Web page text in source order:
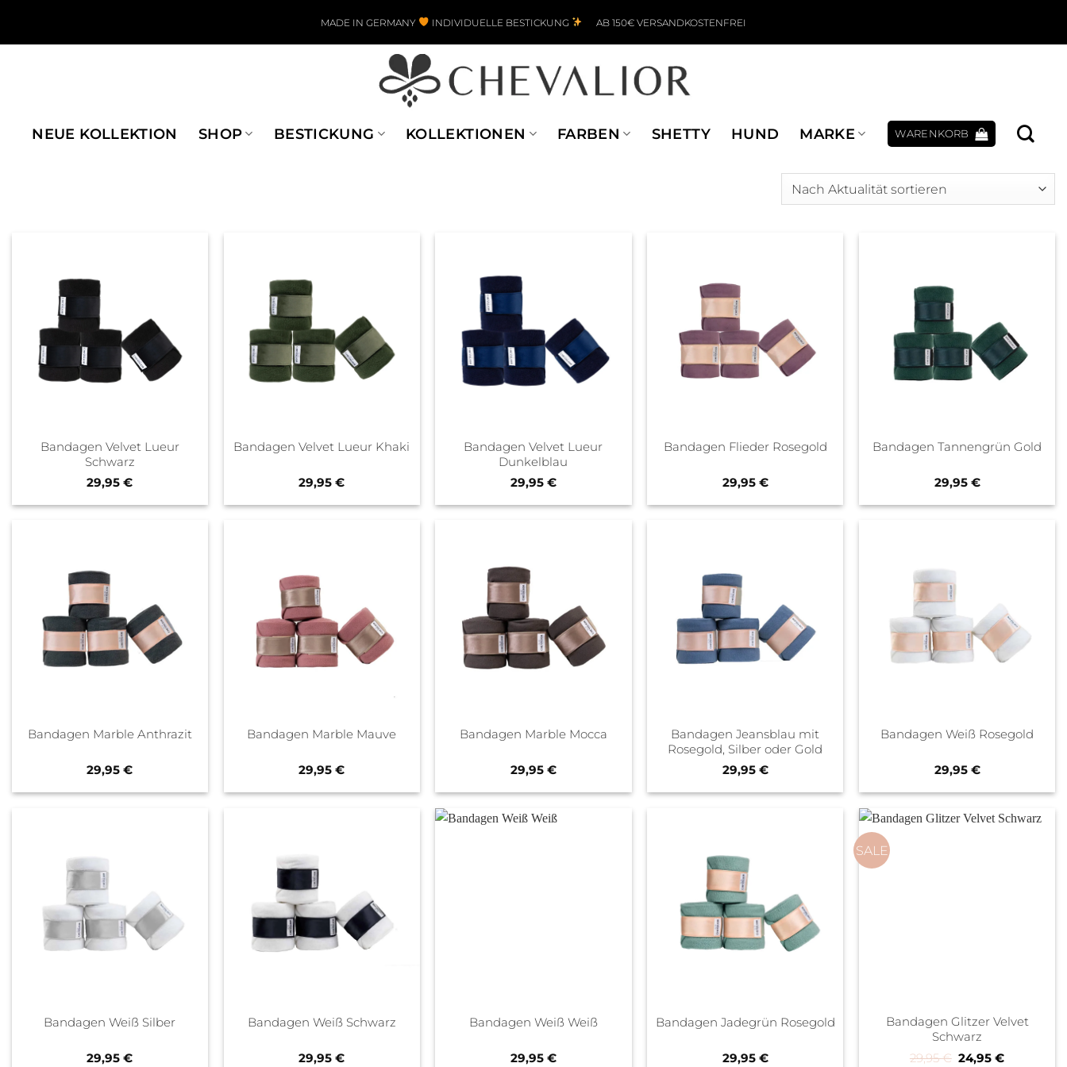
MADE IN GERMANY INDIVIDUELLE BESTICKUNG AB 150€ VERSANDKOSTENFREI
NEUE KOLLEKTION SHOP BESTICKUNG KOLLEKTIONEN FARBEN SHETTY HUND MARKE WARENKORB
Bandagen Velvet Lueur
Schwarz
29,95€
Bandagen Velvet Lueur Khaki
29,95€
Bandagen Velvet Lueur
Dunkelblau
29,95 €
Bandagen Flieder Rosegold
29,95 €
Bandagen Tannengrün Gold
29,95 €
Bandagen Marble Anthrazit
29,95€
Bandagen Marble Mauve
29,95€
Bandagen Marble Mocca
29,95 €
Bandagen Jeansblau mit
Rosegold, Silber oder Gold
29,95 €
Bandagen Weiß Rosegold
29,95 €
Bandagen Weiß Silber
29,95€
Bandagen Weiß Schwarz
29,95€
Bandagen Weiß Weiß
29,95 €
Bandagen Jadegrün Rosegold
29,95 €
SALE
Bandagen Glitzer Velvet
Schwarz
29,95€ Ursprünglicher
24,95€Aktueller